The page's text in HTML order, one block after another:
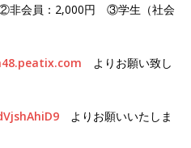
非会員：2,000円 ③学生（社会
よりお願い致し
よりお願いいたしま